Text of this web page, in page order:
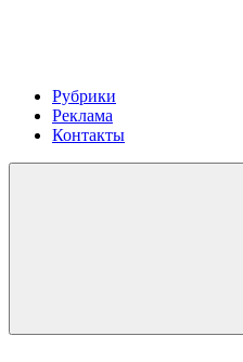
Рубрики
Реклама
Контакты